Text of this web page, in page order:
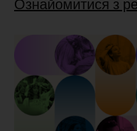
Ознайомитися з
вигляді
що
наш вплив